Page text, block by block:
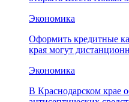
Экономика
Оформить кредитные
края могут
Экономика
В Краснодарском крае